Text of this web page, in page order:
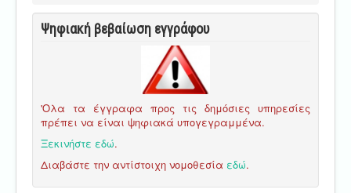
Ψηφιακή βεβαίωση εγγράφου
'Ολα τα έγγραφα προς τις δημόσιες υπηρεσίες
πρέπει να είναι ψηφιακά υπογεγραμμένα.
Ξεκινήστε εδώ.
Διαβάστε την αντίστοιχη νομοθεσία εδώ.